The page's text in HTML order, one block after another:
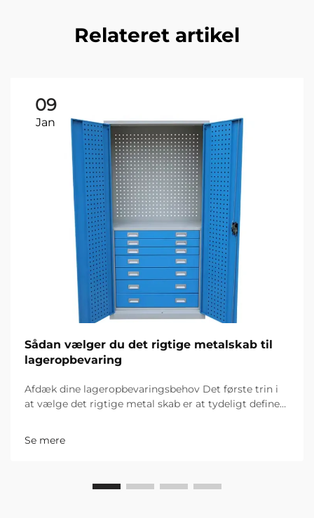
Relateret artikel
09
Jan
Sådan vælger du det rigtige metalskab til
lageropbevaring
Afdæk dine lageropbevaringsbehov Det første trin i
at vælge det rigtige metal skab er at tydeligt definere
små dele, værktøjer...
Se mere